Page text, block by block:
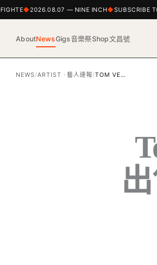
2026.08.07 — NINE INCH SUBSCRIBE TO
AboutNewsGigs音樂祭Shop文昌號
NEWS /ARTIST · 藝人速報 /TOM VE…